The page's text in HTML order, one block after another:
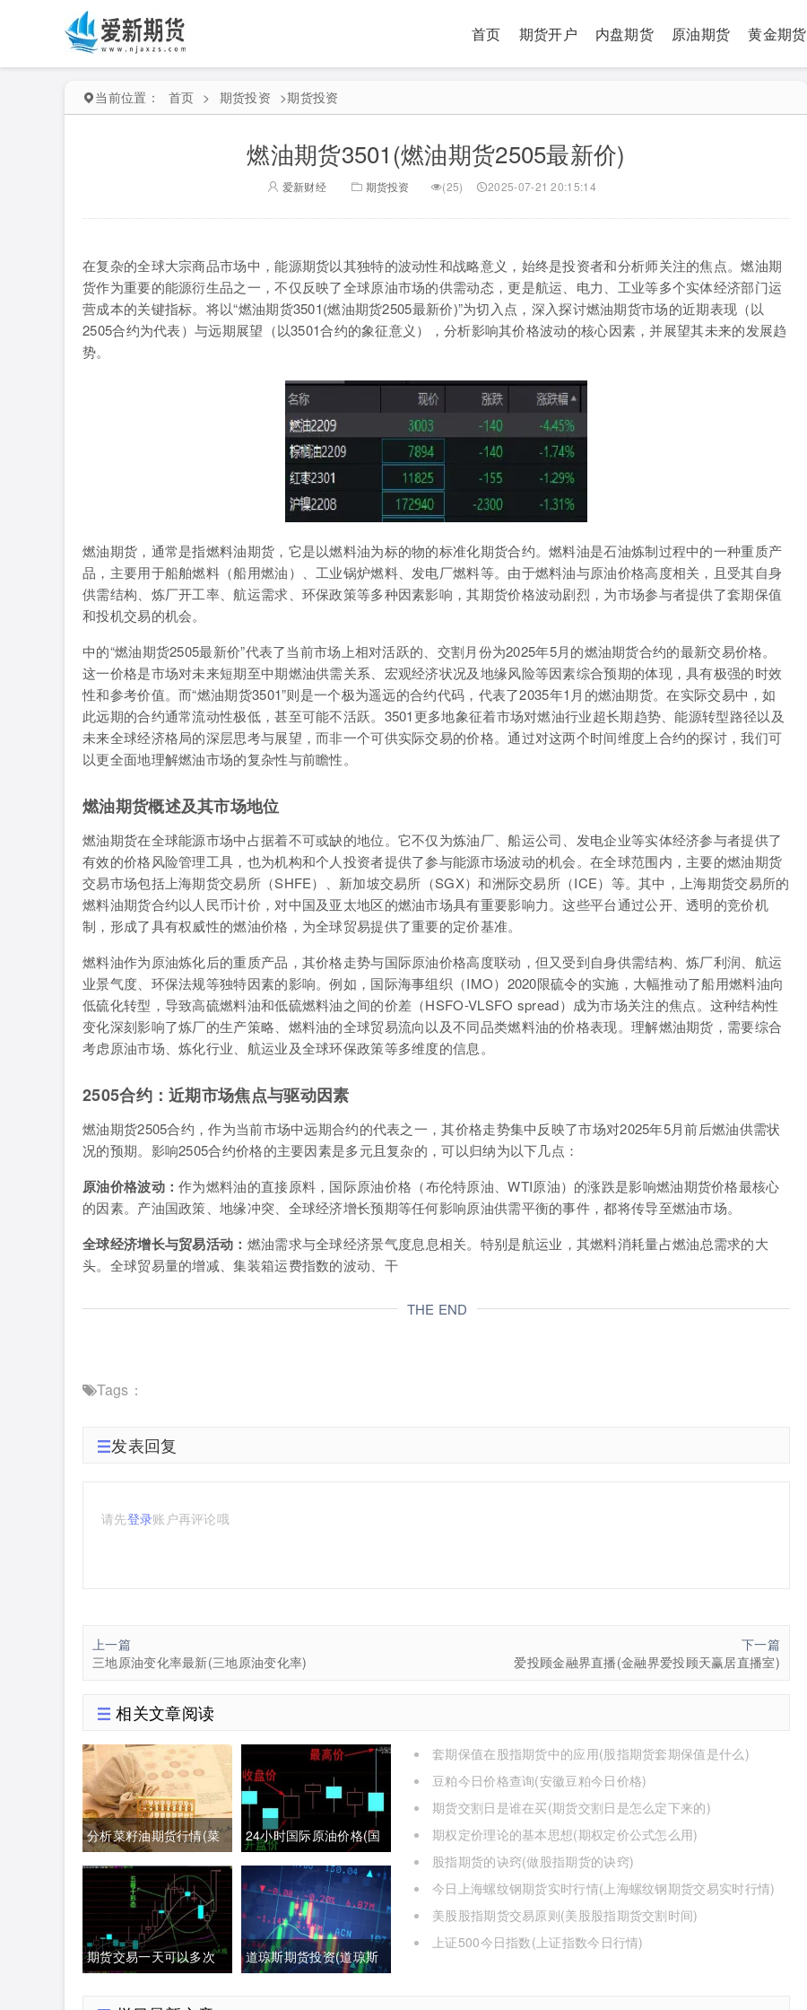
首页 期货开户 内盘期货 原油期货 黄金期货
当前位置： 首页 > 期货投资 >期货投资
燃油期货3501(燃油期货2505最新价)
爱新财经 期货投资 (25) 2025-07-21 20:15:14
在复杂的全球大宗商品市场中，能源期货以其独特的波动性和战略意义，始终是投资者和分析师关注的焦点。燃油期
货作为重要的能源衍生品之一，不仅反映了全球原油市场的供需动态，更是航运、电力、工业等多个实体经济部门运
营成本的关键指标。将以“燃油期货3501(燃油期货2505最新价)”为切入点，深入探讨燃油期货市场的近期表现（以
2505合约为代表）与远期展望（以3501合约的象征意义），分析影响其价格波动的核心因素，并展望其未来的发展趋
势。
燃油期货，通常是指燃料油期货，它是以燃料油为标的物的标准化期货合约。燃料油是石油炼制过程中的一种重质产
品，主要用于船舶燃料（船用燃油）、工业锅炉燃料、发电厂燃料等。由于燃料油与原油价格高度相关，且受其自身
供需结构、炼厂开工率、航运需求、环保政策等多种因素影响，其期货价格波动剧烈，为市场参与者提供了套期保值
和投机交易的机会。
中的“燃油期货2505最新价”代表了当前市场上相对活跃的、交割月份为2025年5月的燃油期货合约的最新交易价格。
这一价格是市场对未来短期至中期燃油供需关系、宏观经济状况及地缘风险等因素综合预期的体现，具有极强的时效
性和参考价值。而“燃油期货3501”则是一个极为遥远的合约代码，代表了2035年1月的燃油期货。在实际交易中，如
此远期的合约通常流动性极低，甚至可能不活跃。3501更多地象征着市场对燃油行业超长期趋势、能源转型路径以及
未来全球经济格局的深层思考与展望，而非一个可供实际交易的价格。通过对这两个时间维度上合约的探讨，我们可
以更全面地理解燃油市场的复杂性与前瞻性。
燃油期货概述及其市场地位
燃油期货在全球能源市场中占据着不可或缺的地位。它不仅为炼油厂、船运公司、发电企业等实体经济参与者提供了
有效的价格风险管理工具，也为机构和个人投资者提供了参与能源市场波动的机会。在全球范围内，主要的燃油期货
交易市场包括上海期货交易所（SHFE）、新加坡交易所（SGX）和洲际交易所（ICE）等。其中，上海期货交易所的
燃料油期货合约以人民币计价，对中国及亚太地区的燃油市场具有重要影响力。这些平台通过公开、透明的竞价机
制，形成了具有权威性的燃油价格，为全球贸易提供了重要的定价基准。
燃料油作为原油炼化后的重质产品，其价格走势与国际原油价格高度联动，但又受到自身供需结构、炼厂利润、航运
业景气度、环保法规等独特因素的影响。例如，国际海事组织（IMO）2020限硫令的实施，大幅推动了船用燃料油向
低硫化转型，导致高硫燃料油和低硫燃料油之间的价差（HSFO-VLSFO spread）成为市场关注的焦点。这种结构性
变化深刻影响了炼厂的生产策略、燃料油的全球贸易流向以及不同品类燃料油的价格表现。理解燃油期货，需要综合
考虑原油市场、炼化行业、航运业及全球环保政策等多维度的信息。
2505合约：近期市场焦点与驱动因素
燃油期货2505合约，作为当前市场中远期合约的代表之一，其价格走势集中反映了市场对2025年5月前后燃油供需状
况的预期。影响2505合约价格的主要因素是多元且复杂的，可以归纳为以下几点：
原油价格波动：作为燃料油的直接原料，国际原油价格（布伦特原油、WTI原油）的涨跌是影响燃油期货价格最核心
的因素。产油国政策、地缘冲突、全球经济增长预期等任何影响原油供需平衡的事件，都将传导至燃油市场。
全球经济增长与贸易活动： 燃油需求与全球经济景气度息息相关。特别是航运业，其燃料消耗量占燃油总需求的大
头。全球贸易量的增减、集装箱运费指数的波动、干
THE END
Tags：
发表回复
请先登录账户再评论哦
上一篇
三地原油变化率最新(三地原油变化率)
下一篇
爱投顾金融界直播(金融界爱投顾天赢居直播室)
相关文章阅读
分析菜籽油期货行情(菜
籽油期货最新行情分析)
24小时国际原油价格(国
际原油期货24小时实时
期货交易一天可以多次
道琼斯期货投资(道琼斯
套期保值在股指期货中的应用(股指期货套期保值是什么)
豆粕今日价格查询(安徽豆粕今日价格)
期货交割日是谁在买(期货交割日是怎么定下来的)
期权定价理论的基本思想(期权定价公式怎么用)
股指期货的诀窍(做股指期货的诀窍)
今日上海螺纹钢期货实时行情(上海螺纹钢期货交易实时行情)
美股股指期货交易原则(美股股指期货交割时间)
上证500今日指数(上证指数今日行情)